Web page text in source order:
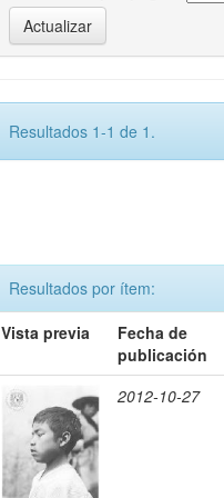
Resultados 1-1 de 1.
Resultados por ítem:
Vista previa
Fecha de
publicación
2012-10-27